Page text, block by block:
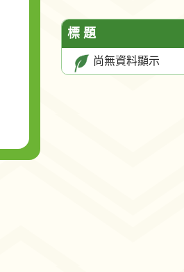
標 題
尚無資料顯示